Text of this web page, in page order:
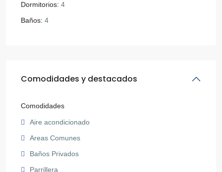
Dormitorios: 4
Baños: 4
Comodidades y destacados
Comodidades
Aire acondicionado
Areas Comunes
Baños Privados
Parrillera